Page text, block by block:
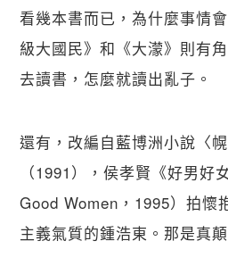
看幾本書而已，為什麼事情
級大國民》和《大濛》則有
去讀書，怎麼就讀出亂子。
還有，改編自藍博洲小說〈幌
（1991），侯孝賢《好男好
Good Women，1995）拍懷
主義氣質的鍾浩東。那是真顛